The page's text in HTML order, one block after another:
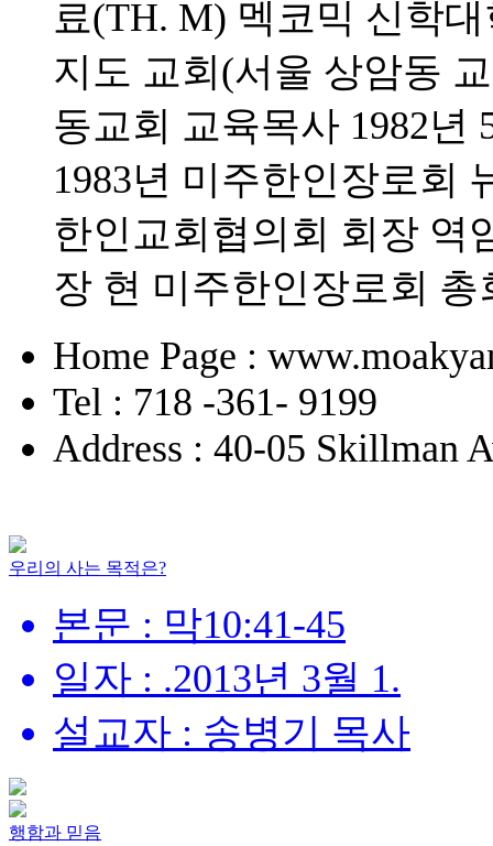
료(TH. M) 멕코믹 신학
지도 교회(서울 상암동
동교회 교육목사 1982년
1983년 미주한인장로회
한인교회협의회 회장 역
장 현 미주한인장로회 총
Home Page :
Tel : 718 -361- 9199
Address : 40-05 Skillman
우리의 사는 목적은?
본문 : 막10:41-45
일자 : .2013년 3월 1.
설교자 : 송병기 목사
행함과 믿음